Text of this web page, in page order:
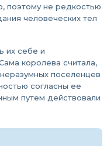
поэтому не редкостью
человеческих тел
их себе и
королева считала,
поселенцев
согласны ее
путем действовали